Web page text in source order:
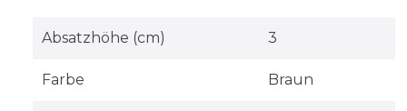
Absatzhöhe (cm) 3
Farbe Braun